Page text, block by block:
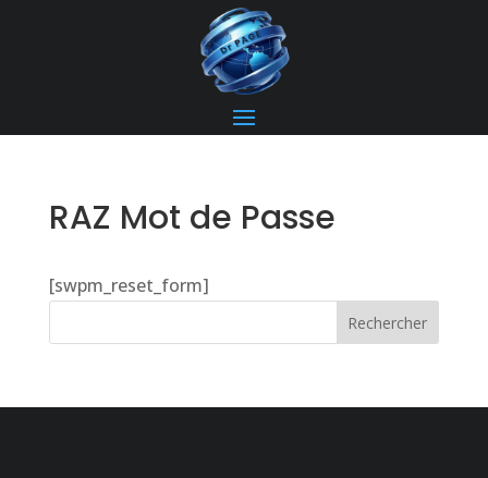
RAZ Mot de Passe
[swpm_reset_form]
Rechercher